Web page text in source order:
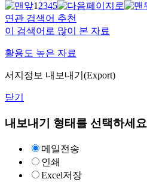
12345
연관 검색어 추천
이 검색어로 많이 본 자료
활용도 높은 자료
서지정보 내보내기(Export)
닫기
내보내기 형태를 선택하세요
메일전송
인쇄
Excel저장